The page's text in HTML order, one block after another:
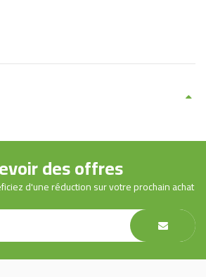
des offres
d'une réduction sur votre prochain achat